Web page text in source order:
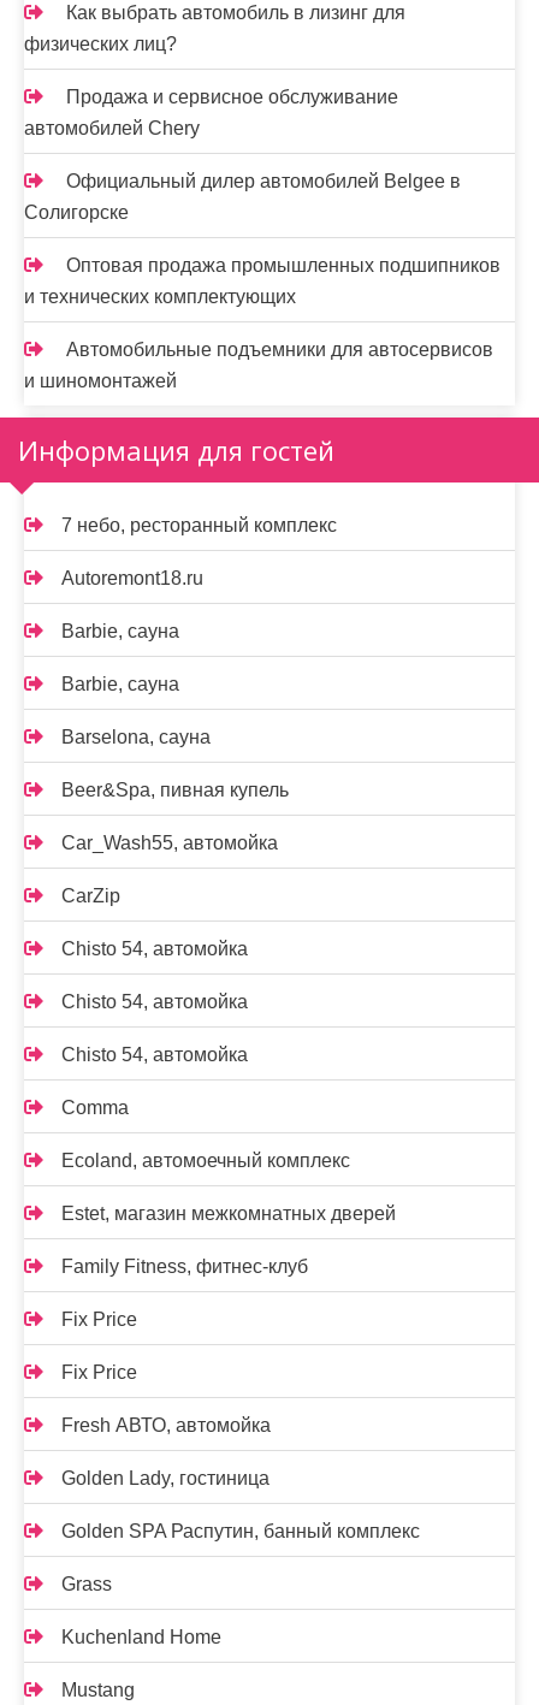
Как выбрать автомобиль в лизинг для
физических лиц?
Продажа и сервисное обслуживание
автомобилей Chery
Официальный дилер автомобилей Belgee в
Солигорске
Оптовая продажа промышленных подшипников
и технических комплектующих
Автомобильные подъемники для автосервисов
и шиномонтажей
Информация для гостей
7 небо, ресторанный комплекс
Autoremont18.ru
Barbie, сауна
Barbie, сауна
Barselona, сауна
Beer&Spa, пивная купель
Car_Wash55, автомойка
CarZip
Chisto 54, автомойка
Chisto 54, автомойка
Chisto 54, автомойка
Comma
Ecoland, автомоечный комплекс
Estet, магазин межкомнатных дверей
Family Fitness, фитнес-клуб
Fix Price
Fix Price
Fresh АВТО, автомойка
Golden Lady, гостиница
Golden SPA Распутин, банный комплекс
Grass
Kuchenland Home
Mustang